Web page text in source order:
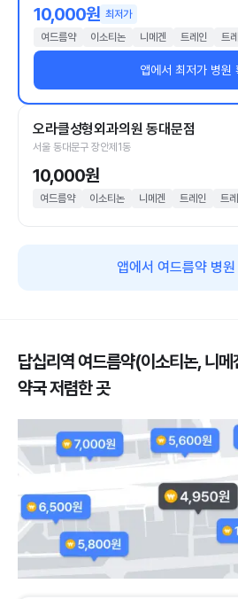
10,000원 최저가
여드름약
이소티논 니메겐 트레인 트
앱에서 최저가 병원
오라클성형외과의원 동대문점
서울 동대문구 장안제1동
10,000원
여드름약 이소티논 니메겐 트레인 트
앱에서 여드름약 병원
답십리역 여드름약(이소티논, 니
약국 저렴한 곳